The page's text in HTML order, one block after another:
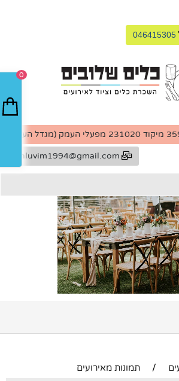
046415305
k.shluvim1994@gmail.com
/ תמונות מאירועים
0